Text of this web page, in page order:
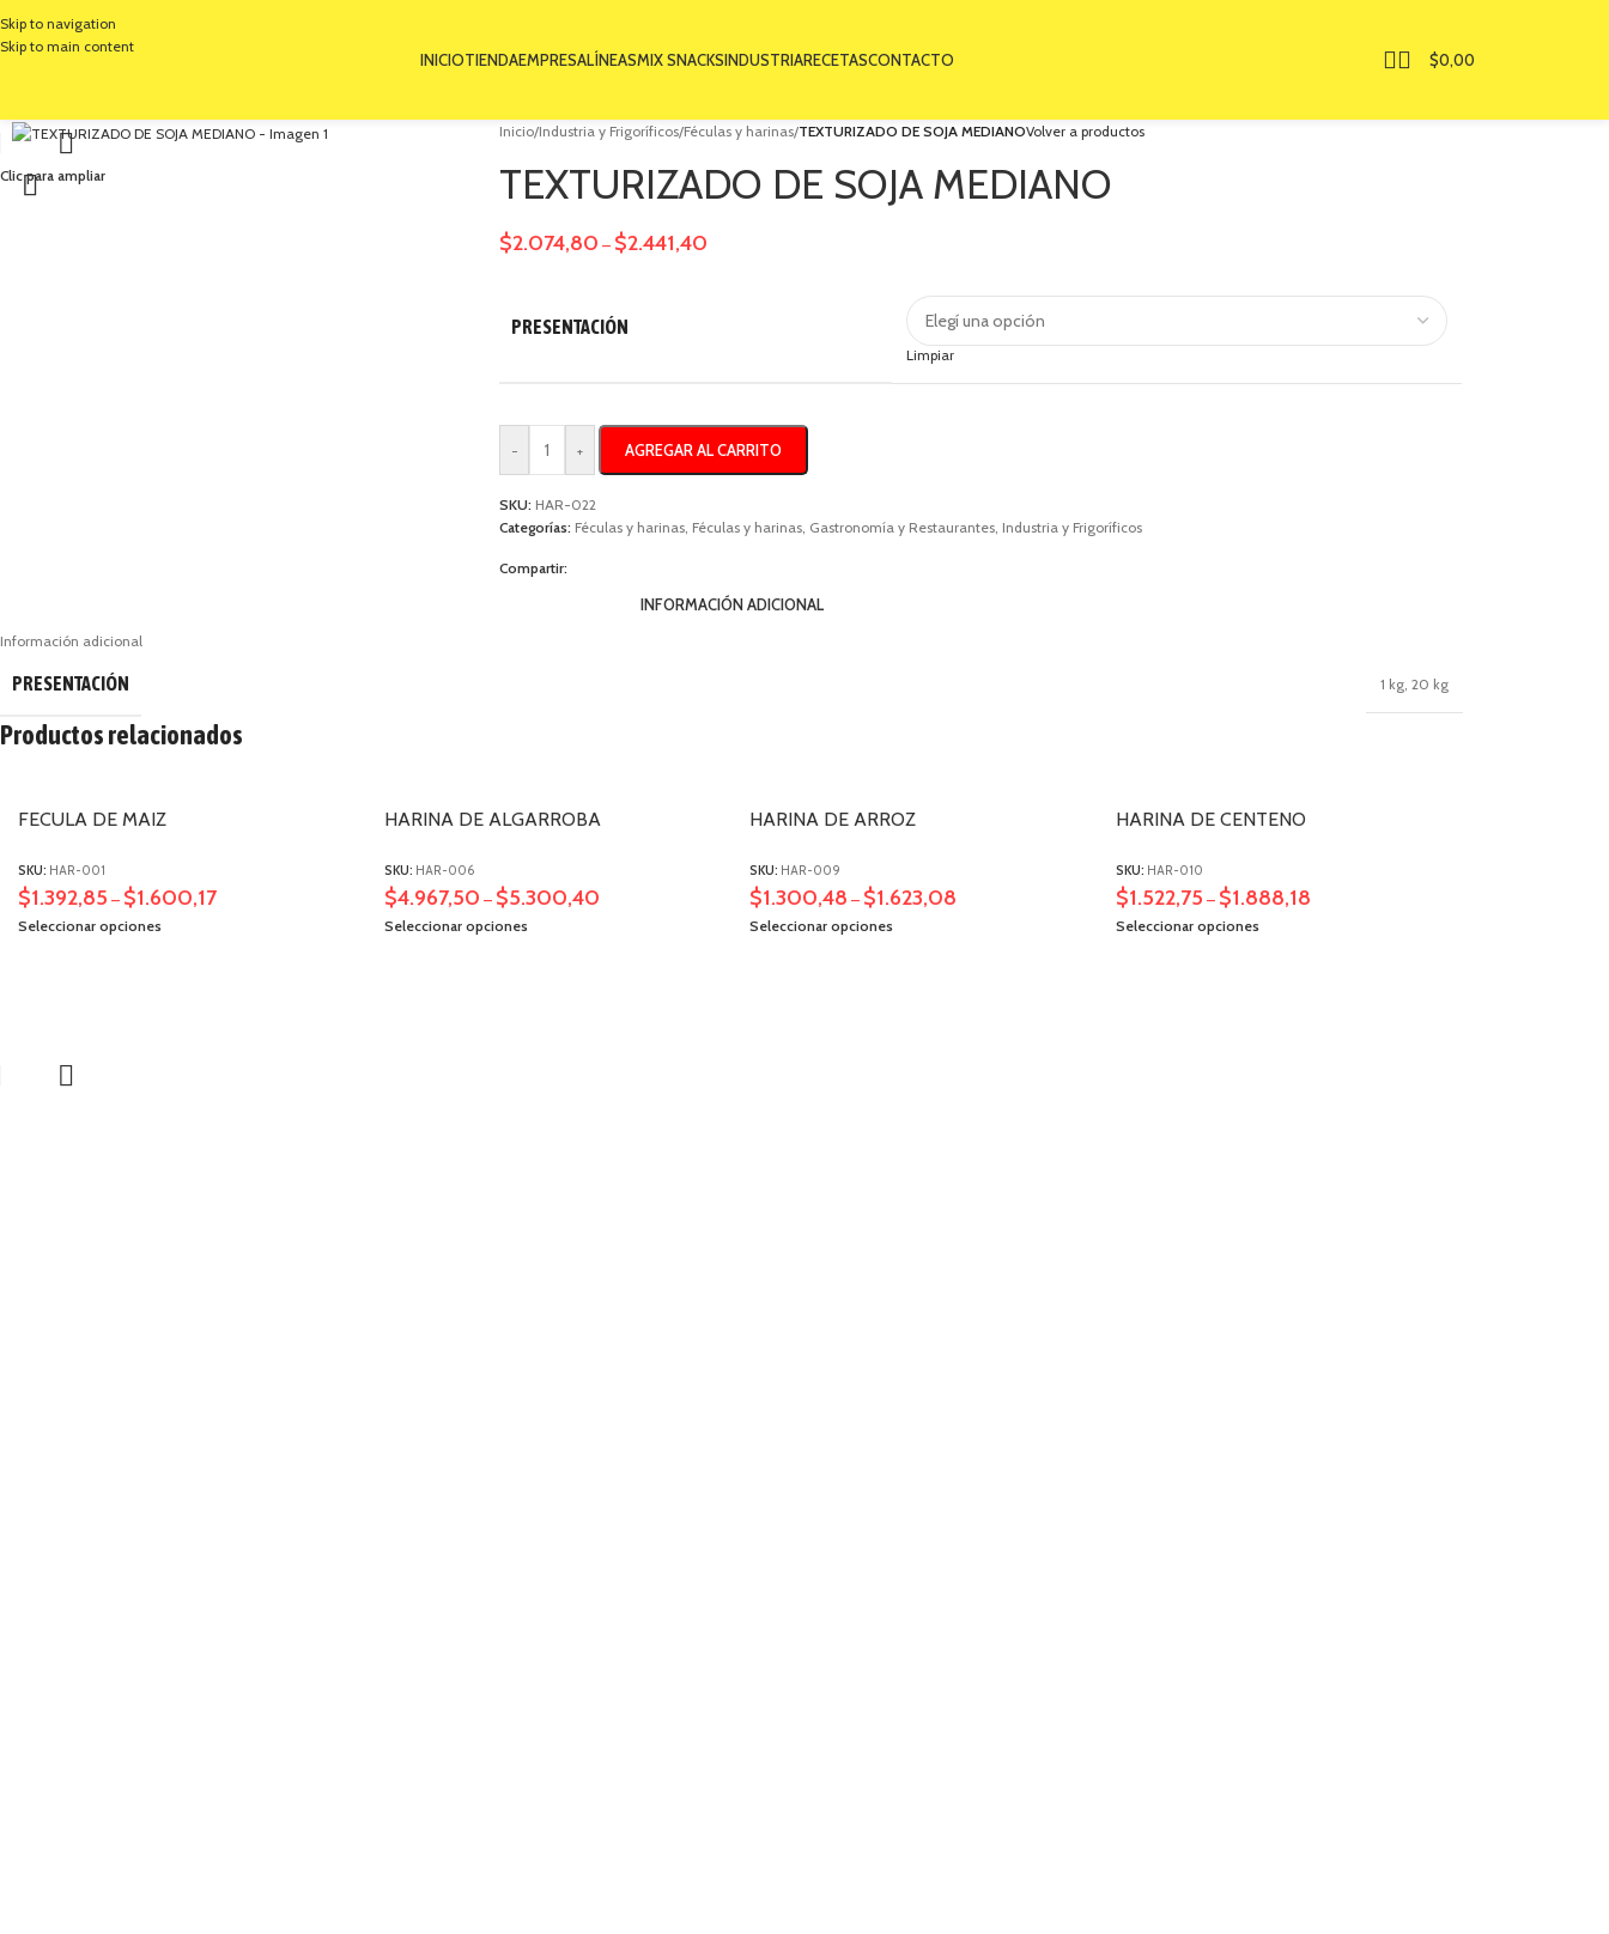
Skip to navigation
Skip to main content
INICIOTIENDAEMPRESALÍNEASMIX SNACKSINDUSTRIARECETASCONTACTO $0,00
Clic para ampliar
Inicio/Industria y Frigoríficos/Féculas y harinas/TEXTURIZADO DE SOJA MEDIANOVolver a productos
TEXTURIZADO DE SOJA MEDIANO
$2.074,80 – $2.441,40
PRESENTACIÓN
Limpiar
- + AGREGAR AL CARRITO
SKU: HAR-022
Categorías: Féculas y harinas, Féculas y harinas, Gastronomía y Restaurantes, Industria y Frigoríficos
Compartir:
INFORMACIÓN ADICIONAL
Información adicional
PRESENTACIÓN 1 kg 20 kg
Productos relacionados
FECULA DE MAIZ
SKU: HAR-001
$1.392,85 – $1.600,17
Seleccionar opciones
HARINA DE ALGARROBA
SKU: HAR-006
$4.967,50 – $5.300,40
Seleccionar opciones
HARINA DE ARROZ
SKU: HAR-009
$1.300,48 – $1.623,08
Seleccionar opciones
HARINA DE CENTENO
SKU: HAR-010
$1.522,75 – $1.888,18
Seleccionar opciones